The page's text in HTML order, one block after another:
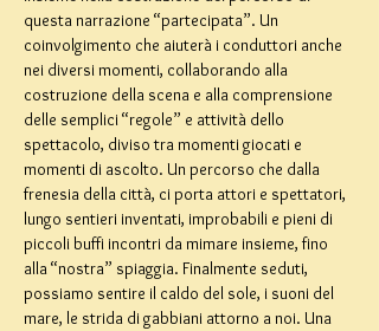
questa narrazione “partecipata”. Un
coinvolgimento che aiuterà i conduttori anche
nei diversi momenti, collaborando alla
costruzione della scena e alla comprensione
delle semplici “regole” e attività dello
spettacolo, diviso tra momenti giocati e
momenti di ascolto. Un percorso che dalla
frenesia della città, ci porta attori e spettatori,
lungo sentieri inventati, improbabili e pieni di
piccoli buffi incontri da mimare insieme, fino
alla “nostra” spiaggia. Finalmente seduti,
possiamo sentire il caldo del sole, i suoni del
mare, le strida di gabbiani attorno a noi. Una